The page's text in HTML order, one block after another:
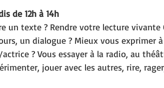
de 12h à 14h
un texte ? Rendre votre lecture vivante
un dialogue ? Mieux vous exprimer à
? Vous essayer à la radio, au
jouer avec les autres, rire,